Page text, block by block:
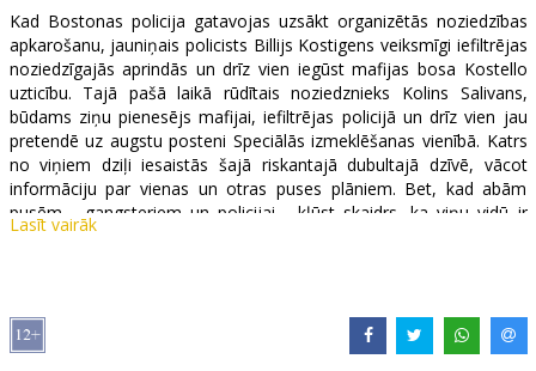
Kino
Klubs
Kad Bostonas policija gatavojas uzsākt organizētās noziedzības
apkarošanu, jauniņais policists Billijs Kostigens veiksmīgi iefiltrējas
noziedzīgajās aprindās un drīz vien iegūst mafijas bosa Kostello
uzticību. Tajā pašā laikā rūdītais noziedznieks Kolins Salivans,
būdams ziņu pienesējs mafijai, iefiltrējas policijā un drīz vien jau
pretendē uz augstu posteni Speciālās izmeklēšanas vienībā. Katrs
no viņiem dziļi iesaistās šajā riskantajā dubultajā dzīvē, vācot
informāciju par vienas un otras puses plāniem. Bet, kad abām
pusēm - gangsteriem un policijai - kļūst skaidrs, ka viņu vidū ir
nodevējs, Billijs un Kolins pēkšņi ir apdraudēti un steidzas
bandas", "Aviators") jaunākā filma, kurā lomas atveido dažādu
paaudžu Holivudas zvaigznes - Leonardo Di Kaprio, Mets
Lasīt vairāk